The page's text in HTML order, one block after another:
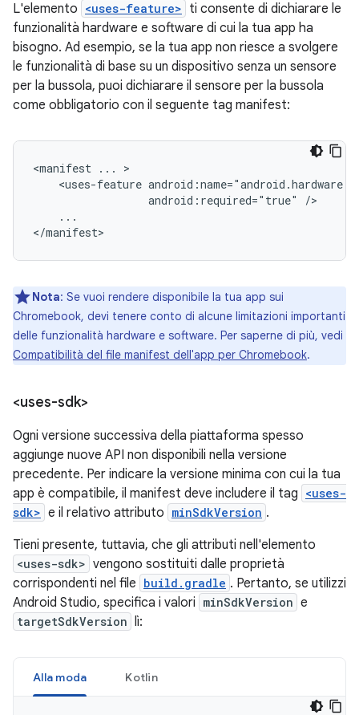
L'elemento <uses-feature> ti consente di dichiarare le
funzionalità hardware e software di cui la tua app ha
bisogno. Ad esempio, se la tua app non riesce a svolgere
le funzionalità di base su un dispositivo senza un sensore
per la bussola, puoi dichiarare il sensore per la bussola
come obbligatorio con il seguente tag manifest:
<manifest ...
<uses-feature
android:required="true"
...
</manifest>
Nota: Se vuoi rendere disponibile la tua app sui
Chromebook, devi tenere conto di alcune limitazioni importanti
delle funzionalità hardware e software. Per saperne di più, vedi
Compatibilità del file manifest dell'app per Chromebook.
<uses-sdk>
Ogni versione successiva della piattaforma spesso
aggiunge nuove API non disponibili nella versione
precedente. Per indicare la versione minima con cui la tua
app è compatibile, il manifest deve includere il tag <uses-
sdk> e il relativo attributo minSdkVersion .
Tieni presente, tuttavia, che gli attributi nell'elemento
<uses-sdk> vengono sostituiti dalle proprietà
corrispondenti nel file build.gradle . Pertanto, se utilizzi
Android Studio, specifica i valori minSdkVersion e
targetSdkVersion lì:
Alla moda Kotlin